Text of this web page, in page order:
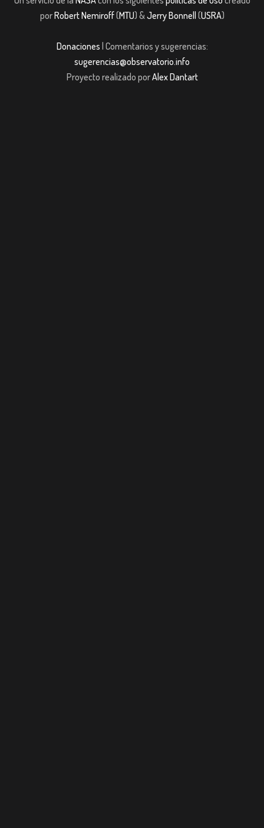
porRobert Nemiroff(MTU) &Jerry Bonnell (USRA)
Donaciones | Comentarios y sugerencias:
sugerencias@observatorio.info
Proyecto realizado porAlex Dantart